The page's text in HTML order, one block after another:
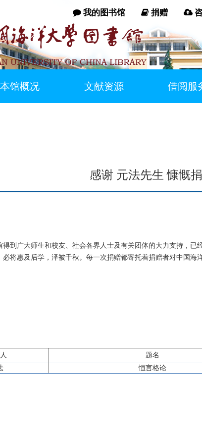
我的图书馆 捐赠
本馆概况 文献资源 借阅服
感谢 元法先生 慷慨
到广大师生和校友、社会各界人士及有关团体的大力支持，
将惠及后学，泽被千秋。每一次捐赠都寄托着捐赠者对中国海
题名
恒言格论